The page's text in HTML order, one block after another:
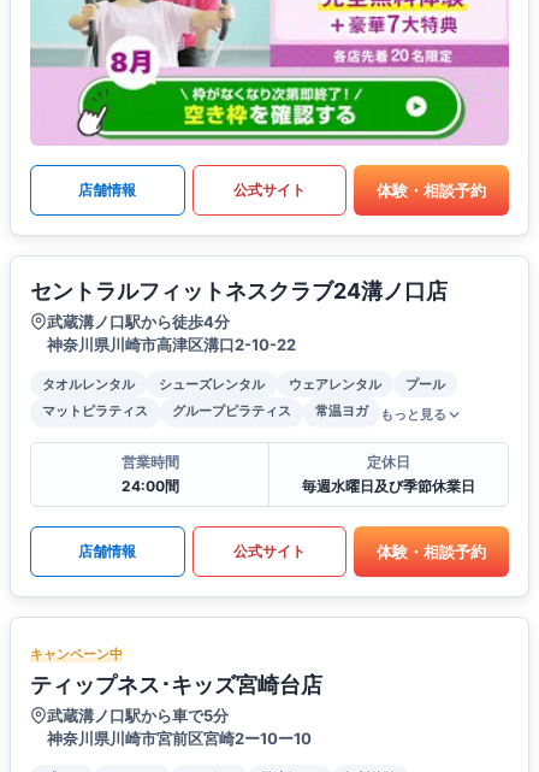
店舗情報 公式サイト 体験・相談予約
セントラルフィットネスクラブ24溝ノ口店
武蔵溝ノ口駅から徒歩4分
神奈川県川崎市高津区溝口2-10-22
タオルレンタル シューズレンタル ウェアレンタル
プール
マットピラティス
グループピラティス 常温ヨガ もっと見る
営業時間
24:00間
定休日
毎週水曜日及び季節休業日
店舗情報 公式サイト 体験・相談予約
キャンペーン中
ティップネス･キッズ宮崎台店
武蔵溝ノ口駅から車で5分
神奈川県川崎市宮前区宮崎2ー10ー10